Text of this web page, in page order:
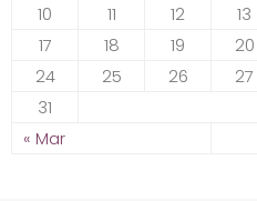
« Mar
10
11 12 13
17
18 19 20
24
25 26 27
31